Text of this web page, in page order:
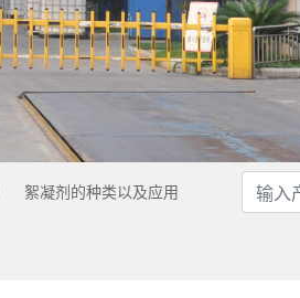
絮凝剂的种类以及应用